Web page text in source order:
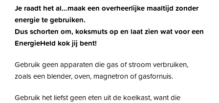
Je raadt het al…maak een overheerlijke maaltijd zonder
energie te gebruiken.
Dus schorten om, koksmuts op en laat zien wat voor een
EnergieHeld kok jij bent!
Gebruik geen apparaten die gas of stroom verbruiken,
zoals een blender, oven, magnetron of gasfornuis.
Gebruik het liefst geen eten uit de koelkast, want die